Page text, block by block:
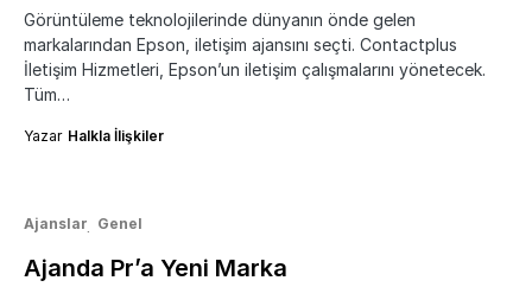
Görüntüleme teknolojilerinde dünyanın önde gelen
markalarından Epson, iletişim ajansını seçti. Contactplus
İletişim Hizmetleri, Epson’un iletişim çalışmalarını yönetecek.
Tüm…
Yazar Halkla İlişkiler
Ajanslar Genel
Ajanda Pr’a Yeni Marka